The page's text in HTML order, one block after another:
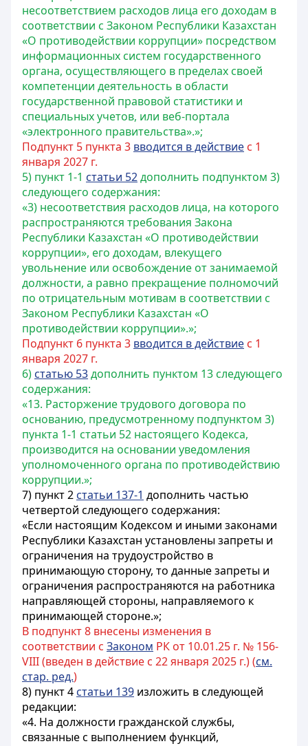
несоответствием расходов лица его доходам в
соответствии с Законом Республики Казахстан
«О противодействии коррупции» посредством
информационных систем государственного
органа, осуществляющего в пределах своей
компетенции деятельность в области
государственной правовой статистики и
специальных учетов, или веб-портала
«электронного правительства».»;
Подпункт 5 пункта 3 вводится в действие с 1
января 2027 г.
5) пункт 1-1 статьи 52дополнить подпунктом 3)
следующего содержания:
«3) несоответствия расходов лица, на которого
распространяются требования Закона
Республики Казахстан «О противодействии
коррупции», его доходам, влекущего
увольнение или освобождение от занимаемой
должности, а равно прекращение полномочий
по отрицательным мотивам в соответствии с
Законом Республики Казахстан «О
противодействии коррупции».»;
Подпункт 6 пункта 3 вводится в действие с 1
января 2027 г.
6) статью 53дополнить пунктом 13 следующего
содержания:
«13. Расторжение трудового договора по
основанию, предусмотренному подпунктом 3)
пункта 1-1 статьи 52 настоящего Кодекса,
производится на основании уведомления
уполномоченного органа по противодействию
коррупции.»;
7) пункт 2 статьи 137-1 дополнить частью
четвертой следующего содержания:
«Если настоящим Кодексом и иными законами
Республики Казахстан установлены запреты и
ограничения на трудоустройство в
принимающую сторону, то данные запреты и
ограничения распространяются на работника
направляющей стороны, направляемого к
принимающей стороне.»;
В подпункт 8 внесены изменения в
соответствии с Законом РК от 10.01.25 г. № 156-
VIII (введен в действие с 22 января 2025 г.) (см.
стар. ред.)
8) пункт 4 статьи 139 изложить в следующей
редакции:
«4. На должности гражданской службы,
связанные с выполнением функций,